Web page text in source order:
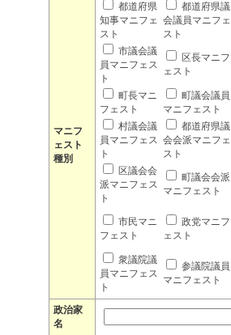
マニフ
ェスト
種別
都道府県
知事マニフェ
スト
都道府県議
会議員マニフェ
スト
市議会議
員マニフェス
ト
区長マニフ
ェスト
町長マニ
フェスト
町議会議員
マニフェスト
村議会議
員マニフェス
ト
都道府県議
会会派マニフェ
スト
区議会会
派マニフェス
ト
町議会会派
マニフェスト
市民マニ
フェスト
政党マニフ
ェスト
衆議院議
員マニフェス
ト
参議院議員
マニフェスト
政治家
名